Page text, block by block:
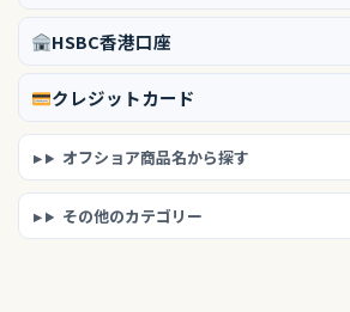
HSBC香港口座
クレジットカード
オフショア商品名から探す
その他のカテゴリー